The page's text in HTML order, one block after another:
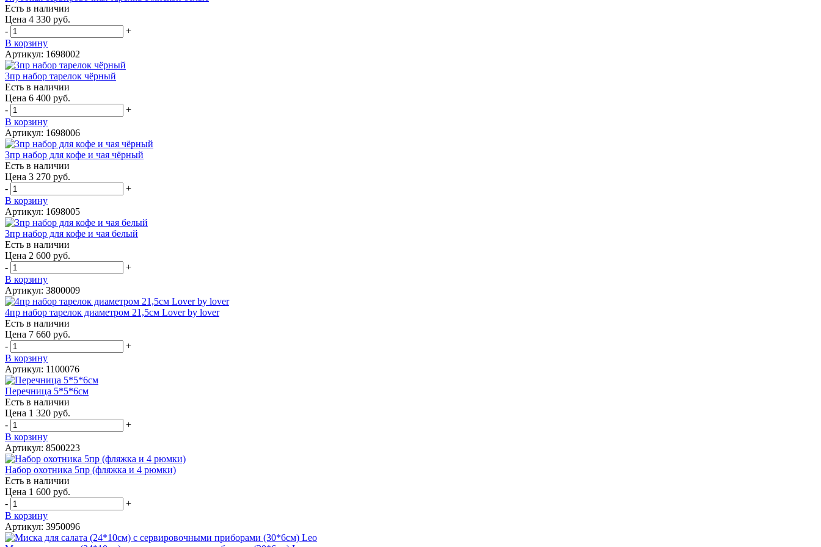
Есть в наличии
Цена 4 330 руб.
-
+
В корзину
Артикул: 1698002
3пр набор тарелок чёрный
Есть в наличии
Цена 6 400 руб.
-
+
В корзину
Артикул: 1698006
3пр набор для кофе и чая чёрный
Есть в наличии
Цена 3 270 руб.
-
+
В корзину
Артикул: 1698005
3пр набор для кофе и чая белый
Есть в наличии
Цена 2 600 руб.
-
+
В корзину
Артикул: 3800009
4пр набор тарелок диаметром 21,5см Lover by lover
Есть в наличии
Цена 7 660 руб.
-
+
В корзину
Артикул: 1100076
Перечница 5*5*6см
Есть в наличии
Цена 1 320 руб.
-
+
В корзину
Артикул: 8500223
Набор охотника 5пр (фляжка и 4 рюмки)
Есть в наличии
Цена 1 600 руб.
-
+
В корзину
Артикул: 3950096